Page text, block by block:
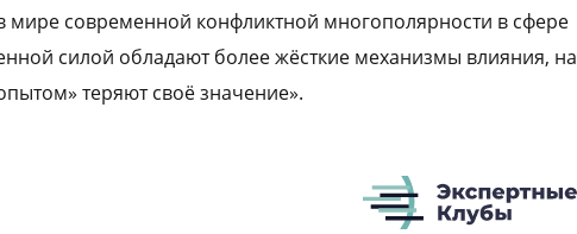
мире современной конфликтной многополярности в сфере
силой обладают более жёсткие механизмы влияния, на
теряют своё значение».